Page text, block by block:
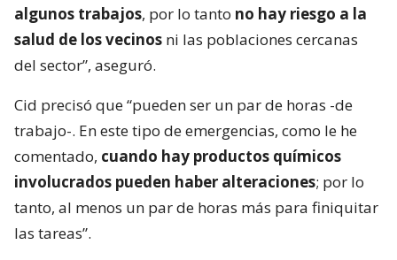
algunos trabajos, por lo tanto no hay riesgo a la
salud de los vecinos ni las poblaciones cercanas
del sector”, aseguró.
Cid precisó que “pueden ser un par de horas -de
trabajo-. En este tipo de emergencias, como le he
comentado, cuando hay productos químicos
involucrados pueden haber alteraciones; por lo
tanto, al menos un par de horas más para finiquitar
las tareas”.